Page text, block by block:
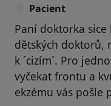
Pacient
Paní doktorka
dětských doktorů,
k ´cizím´. Pro
vyčekat frontu a
ekzému vás pošle